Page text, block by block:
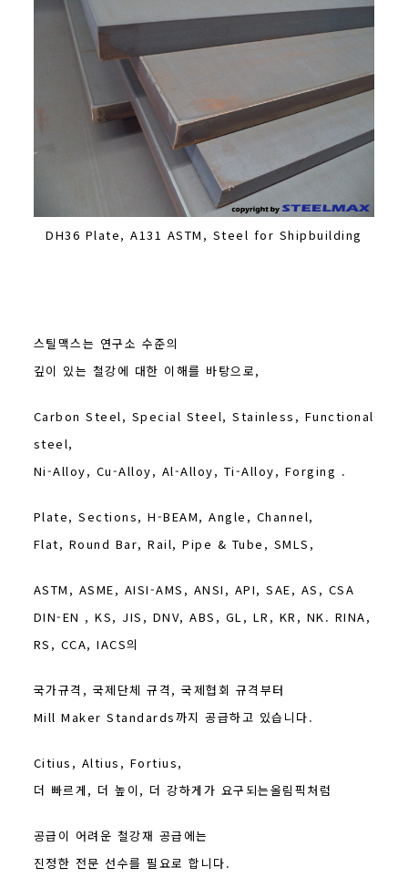
DH36 Plate, A131 ASTM, Steel for Shipbuilding
스틸맥스는 연구소 수준의
깊이 있는 철강에 대한 이해를 바탕으로,
Carbon Steel, Special Steel, Stainless, Functional
steel,
Ni-Alloy, Cu-Alloy, Al-Alloy, Ti-Alloy, Forging .
Plate, Sections, H-BEAM, Angle, Channel,
Flat, Round Bar, Rail, Pipe & Tube, SMLS,
ASTM, ASME, AISI-AMS, ANSI, API, SAE, AS, CSA
DIN-EN , KS, JIS, DNV, ABS, GL, LR, KR, NK. RINA,
RS, CCA, IACS의
국가규격, 국제단체 규격, 국제협회 규격부터
Mill Maker Standards까지 공급하고 있습니다.
Citius, Altius, Fortius,
더 빠르게, 더 높이, 더 강하게가 요구되는올림픽처럼
공급이 어려운 철강재 공급에는
진정한 전문 선수를 필요로 합니다.